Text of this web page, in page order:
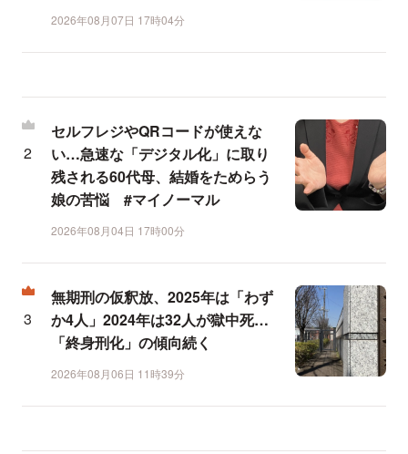
2026年08月07日 17時04分
セルフレジやQRコードが使えな
い…急速な「デジタル化」に取り
残される60代母、結婚をためらう
娘の苦悩 #マイノーマル
2026年08月04日 17時00分
無期刑の仮釈放、2025年は「わず
か4人」2024年は32人が獄中死…
「終身刑化」の傾向続く
2026年08月06日 11時39分